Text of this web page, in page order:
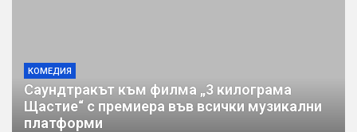
КОМЕДИЯ
Саундтракът към филма „3 килограма
Щастие“ с премиера във всички музикални
платформи